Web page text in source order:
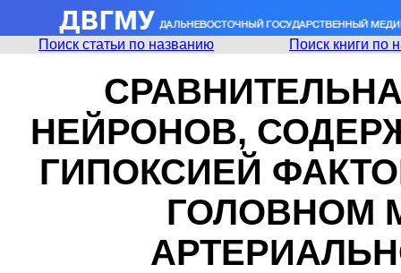
Поиск статьи по названию Поиск книги по
НЕЙРОНОВ,
ГИПОКСИЕЙ
ГОЛОВНОМ